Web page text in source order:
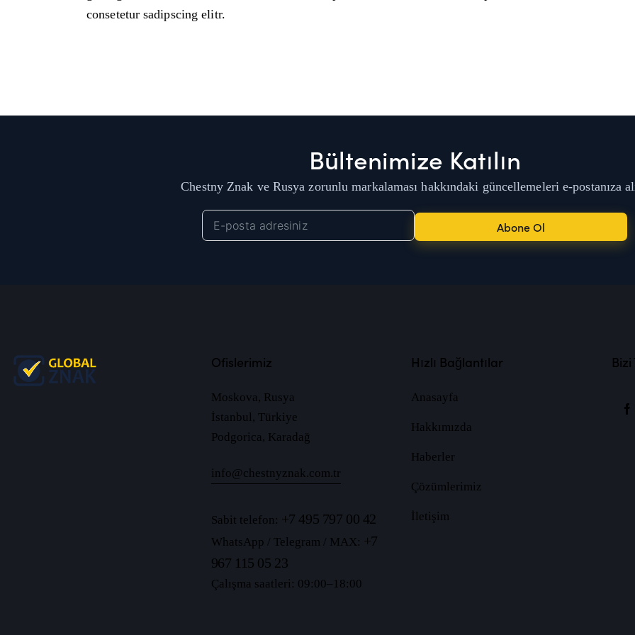
consetetur sadipscing elitr.
Bültenimize Katılın
Chestny Znak ve Rusya zorunlu markalaması hakkındaki güncellemeleri e-postanıza
Abone Ol
Ofislerimiz
Moskova, Rusya
İstanbul, Türkiye
Podgorica, Karadağ
info@chestnyznak.com.tr
Sabit telefon: +7 495 797 00 42
WhatsApp / Telegram / MAX: +7
967 115 05 23
Çalışma saatleri: 09:00–18:00
Hızlı Bağlantılar
Anasayfa
Hakkımızda
Haberler
Çözümlerimiz
İletişim